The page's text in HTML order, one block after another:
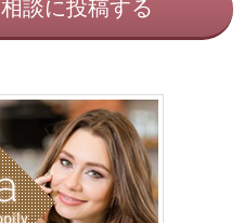
談に投稿する